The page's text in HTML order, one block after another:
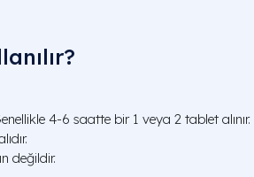
4-6 saatte bir 1 veya 2 tablet alınır.
değildir.